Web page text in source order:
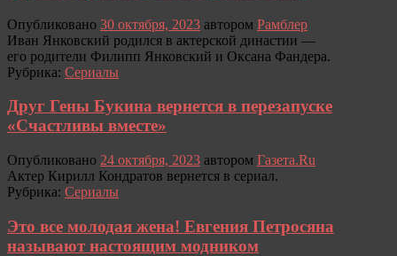
Опубликовано 30 октября, 2023 автором Рамблер
Иван Янковский родился в актерской династии —
его родители Филипп Янковский и Оксана Фандера.
Рубрика: Сериалы
Друг Гены Букина вернется в перезапуске
«Счастливы вместе»
Опубликовано 24 октября, 2023 автором Газета.Ru
Актер Кирилл Кондратов вернется в сериал.
Рубрика: Сериалы
Это все молодая жена! Евгения Петросяна
называют настоящим модником